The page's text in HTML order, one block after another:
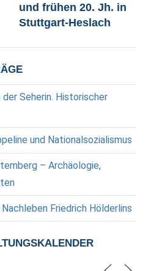
und frühen 20. Jh. in
Stuttgart-Heslach
der Seherin. Historischer
und Nationalsozialismus
– Archäologie,
Friedrich Hölderlins